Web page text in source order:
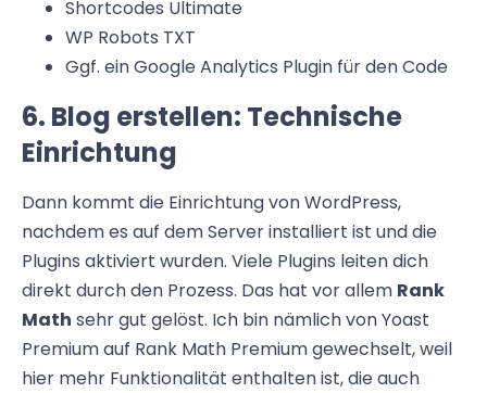
Shortcodes Ultimate
WP Robots TXT
Ggf. ein Google Analytics Plugin für den Code
6. Blog erstellen: Technische
Einrichtung
Dann kommt die Einrichtung von WordPress,
nachdem es auf dem Server installiert ist und die
Plugins aktiviert wurden. Viele Plugins leiten dich
direkt durch den Prozess. Das hat vor allem Rank
Math sehr gut gelöst. Ich bin nämlich von Yoast
Premium auf Rank Math Premium gewechselt, weil
hier mehr Funktionalität enthalten ist, die auch